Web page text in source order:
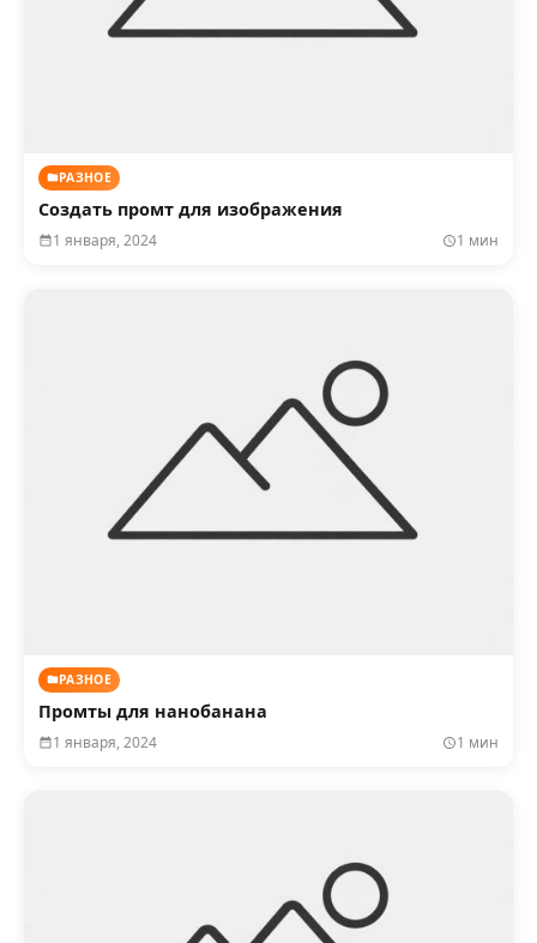
РАЗНОЕ
Создать промт для изображения
1 января, 2024 1 мин
РАЗНОЕ
Промты для нанобанана
1 января, 2024 1 мин